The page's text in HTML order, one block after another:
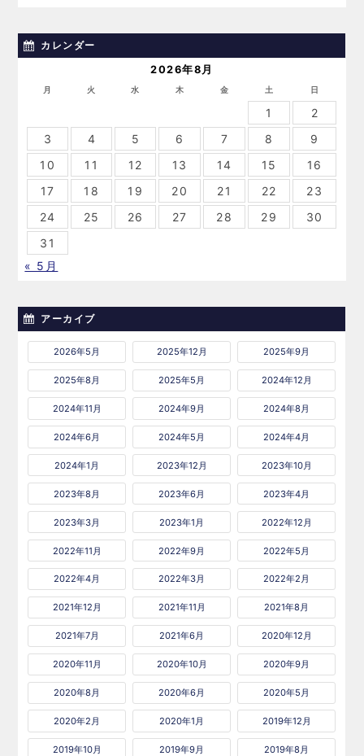
カレンダー
2026年8月
月 火 水 木 金 土 日
1
2
3
4 5 6 7 8
9
10
11 12 13 14 15
16
17
18 19 20 21 22
23
24
25 26 27 28 29
30
31
« 5月
アーカイブ
2026年5月 2025年12月 2025年9月
2025年8月 2025年5月 2024年12月
2024年11月 2024年9月 2024年8月
2024年6月 2024年5月 2024年4月
2024年1月 2023年12月 2023年10月
2023年8月 2023年6月 2023年4月
2023年3月 2023年1月 2022年12月
2022年11月 2022年9月 2022年5月
2022年4月 2022年3月 2022年2月
2021年12月 2021年11月 2021年8月
2021年7月 2021年6月 2020年12月
2020年11月 2020年10月 2020年9月
2020年8月 2020年6月 2020年5月
2020年2月 2020年1月 2019年12月
2019年10月 2019年9月 2019年8月